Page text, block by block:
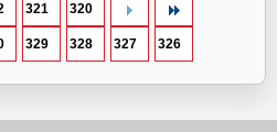
320
321
326
327
328
329